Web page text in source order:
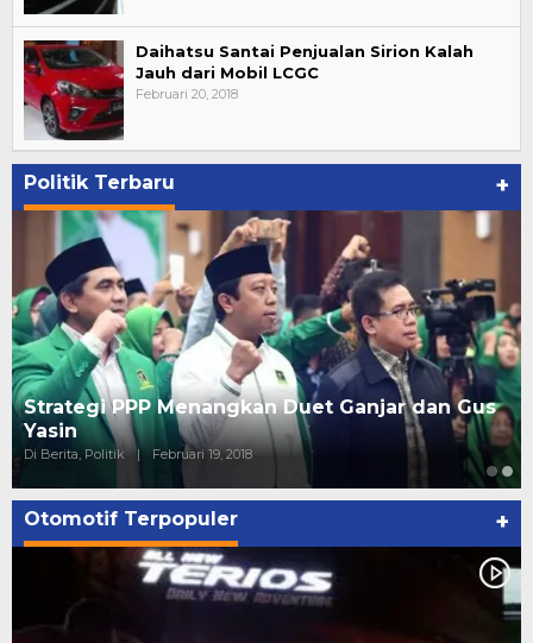
Daihatsu Santai Penjualan Sirion Kalah
Jauh dari Mobil LCGC
Februari 20, 2018
Politik Terbaru +
Strategi PPP Menangkan Duet Ganjar dan Gus
Yasin
Di Berita, Politik | Februari 19, 2018
Otomotif Terpopuler +